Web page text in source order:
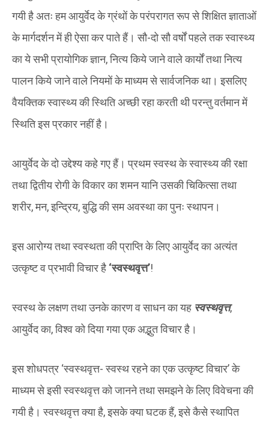
गयी है अतः हम आयुर्वेद के ग्रंथों के परंपरागत रूप से शिक्षित ज्ञाताओं
के मार्गदर्शन में ही ऐसा कर पाते हैं। सौ-दो सौ वर्षों पहले तक स्वास्थ्य
का ये सभी प्रायोगिक ज्ञान, नित्य किये जाने वाले कार्यों तथा नित्य
पालन किये जाने वाले नियमों के माध्यम से सार्वजनिक था। इसलिए
वैयक्तिक स्वास्थ्य की स्थिति अच्छी रहा करती थी परन्तु वर्तमान में
स्थिति इस प्रकार नहीं है।
आयुर्वेद के दो उद्देश्य कहे गए हैं। प्रथम स्वस्थ के स्वास्थ्य की रक्षा
तथा द्वितीय रोगी के विकार का शमन यानि उसकी चिकित्सा तथा
शरीर, मन, इन्द्रिय, बुद्धि की सम अवस्था का पुनः स्थापन।
इस आरोग्य तथा स्वस्थता की प्राप्ति के लिए आयुर्वेद का अत्यंत
उत्कृष्ट व प्रभावी विचार है ‘स्वस्थवृत्त’!
स्वस्थ के लक्षण तथा उनके कारण व साधन का यह स्वस्थवृत्त,
आयुर्वेद का, विश्व को दिया गया एक अद्भुत विचार है।
इस शोधपत्र ‘स्वस्थवृत्त- स्वस्थ रहने का एक उत्कृष्ट विचार’ के
माध्यम से इसी स्वस्थवृत्त को जानने तथा समझने के लिए विवेचना की
गयी है। स्वस्थवृत्त क्या है, इसके क्या घटक हैं, इसे कैसे स्थापित